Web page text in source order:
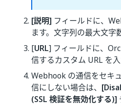
[説明] フィールドに、
ます。文字列の最大文字
[URL] フィールドに、
信するカスタム URL を入
Webhook の通信をセキ
信にしない場合は、
(SSL 検証を無効化する)]